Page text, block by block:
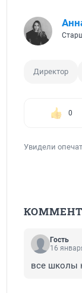
Директор
0
Увидели
Гость
16
все школы